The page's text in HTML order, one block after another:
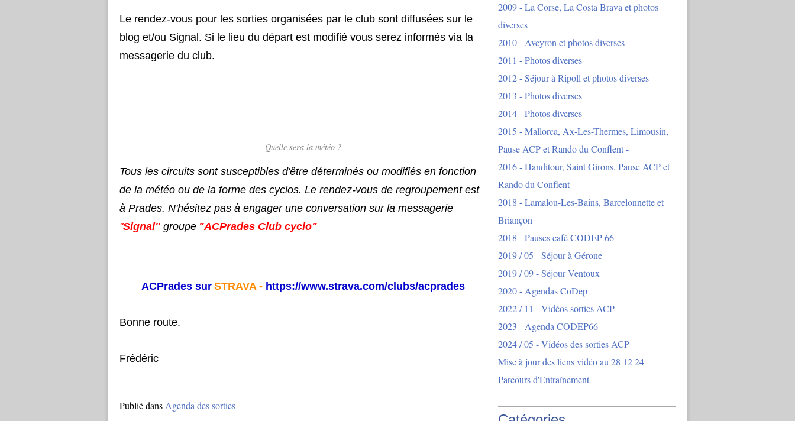
Le rendez-vous pour les sorties organisées par le club sont diffusées sur le
blog et/ou Signal. Si le lieu du départ est modifié vous serez informés via la
messagerie du club.
Quelle sera la météo ?
Tous les circuits sont susceptibles d'être déterminés ou modifiés en fonction
de la météo ou de la forme des cyclos. Le rendez-vous de regroupement est
à Prades. N'hésitez pas à engager une conversation sur la messagerie
"Signal" groupe "ACPrades Club cyclo"
ACPrades sur STRAVA - https://www.strava.com/clubs/acprades
Bonne route.
Frédéric
Publié dans Agenda des sorties
2009 - La Corse, La Costa Brava et photos
diverses
2010 - Aveyron et photos diverses
2011 - Photos diverses
2012 - Séjour à Ripoll et photos diverses
2013 - Photos diverses
2014 - Photos diverses
2015 - Mallorca, Ax-Les-Thermes, Limousin,
Pause ACP et Rando du Conflent -
2016 - Handitour, Saint Girons, Pause ACP et
Rando du Conflent
2018 - Lamalou-Les-Bains, Barcelonnette et
Briançon
2018 - Pauses café CODEP 66
2019 / 05 - Séjour à Gérone
2019 / 09 - Séjour Ventoux
2020 - Agendas CoDep
2022 / 11 - Vidéos sorties ACP
2023 - Agenda CODEP66
2024 / 05 - Vidéos des sorties ACP
Mise à jour des liens vidéo au 28 12 24
Parcours d'Entraînement